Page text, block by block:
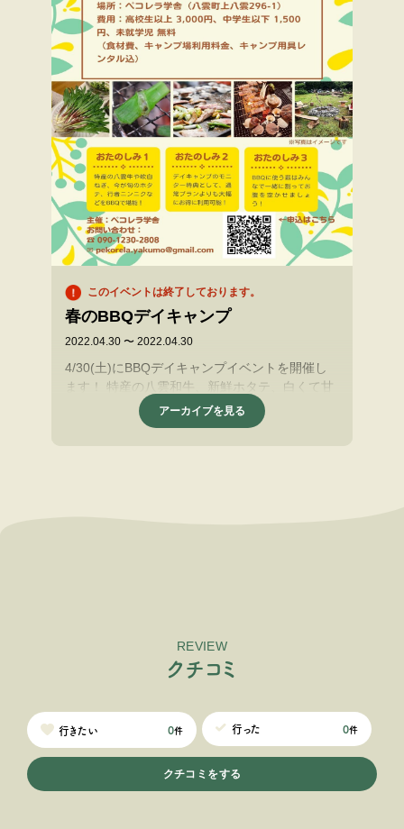
このイベントは終了しております。
春のBBQデイキャンプ
2022.04.30 〜 2022.04.30
4/30(土)にBBQデイキャンプイベントを開催し
ます！ 特産の八雲和牛、新鮮ホタテ、白くて甘
い軟白ネギ そして今が旬の行者ニンニクなどの
山菜をBBQで味わうイベントです🔥 当日は通常
アーカイブを見る
REVIEW
ク チ コ ミ
行きたい 0件 行った 0件
クチコミをする